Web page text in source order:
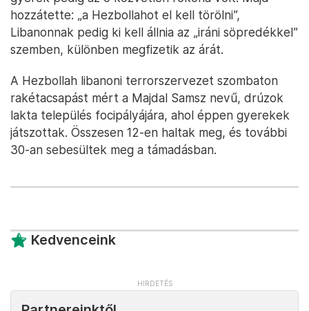
hozzátette: „a Hezbollahot el kell törölni”,
Libanonnak pedig ki kell állnia az „iráni söpredékkel”
szemben, különben megfizetik az árát.
A Hezbollah libanoni terrorszervezet szombaton
rakétacsapást mért a Majdal Samsz nevű, drúzok
lakta település focipályájára, ahol éppen gyerekek
játszottak. Összesen 12-en haltak meg, és további
30-an sebesültek meg a támadásban.
Kedvenceink